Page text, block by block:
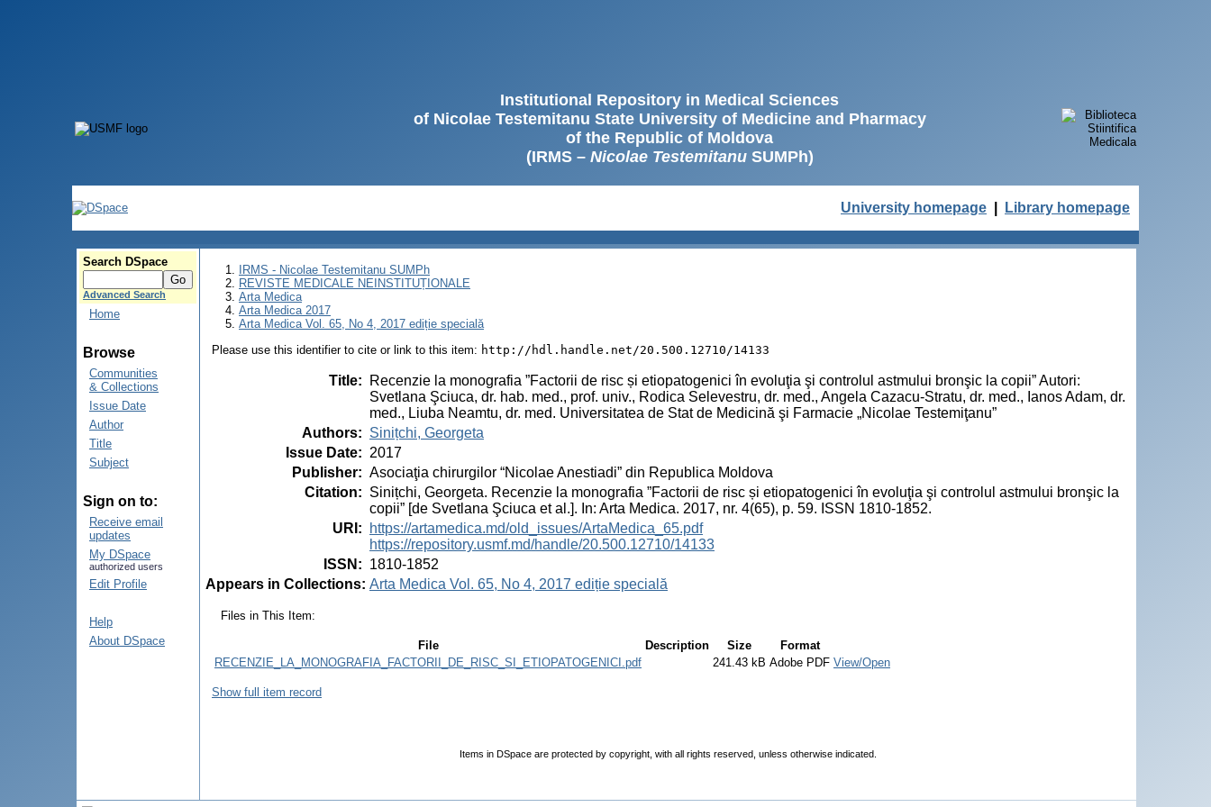
Institutional Repository in Medical Sciences
of Nicolae Testemitanu State University of Medicine and Pharmacy
of the Republic of Moldova
(IRMS – Nicolae TestemitanuSUMPh)
University homepage Library homepage
Search DSpace
Advanced Search
Home
Browse
Communities
& Collections
Issue Date
Author
Title
Subject
Sign on to:
Receive email
updates
My DSpace
authorized users
Edit Profile
Help
About DSpace
IRMS - Nicolae Testemitanu SUMPh
REVISTE MEDICALE NEINSTITUȚIONALE
Arta Medica
Arta Medica 2017
Arta Medica Vol. 65, No 4, 2017 ediție specială
Please use this identifier to cite or link to this item: http://hdl.handle.net/20.500.12710/14133
Title:
Recenzie la monografia ”Factorii de risc și etiopatogenici în evoluţia şi controlul astmului bronşic la copii” Autori:
Svetlana Şciuca, dr. hab. med., prof. univ., Rodica Selevestru, dr. med., Angela Cazacu-Stratu, dr. med., Ianos Adam, dr.
med., Liuba Neamtu, dr. med. Universitatea de Stat de Medicină şi Farmacie „Nicolae Testemiţanu”
Authors: Sinițchi, Georgeta
Issue Date: 2017
Publisher: Asociaţia chirurgilor “Nicolae Anestiadi” din Republica Moldova
Citation: Sinițchi, Georgeta. Recenzie la monografia ”Factorii de risc și etiopatogenici în evoluţia şi controlul astmului bronşic la
copii” [de Svetlana Şciuca et al.]. In: Arta Medica. 2017, nr. 4(65), p. 59. ISSN 1810-1852.
URI :
https://artamedica.md/old_issues/ArtaMedica_65.pdf
https://repository.usmf.md/handle/20.500.12710/14133
ISSN : 1810-1852
Appears in Collections: Arta Medica Vol. 65, No 4, 2017 ediție specială
Files in This Item:
File Description Size
Format
RECENZIE_LA_MONOGRAFIA_FACTORII_DE_RISC_SI_ETIOPATOGENICI.pdf
241.43 kB Adobe PDF View/Open
Show full item record
Items in DSpace are protected by copyright, with all rights reserved, unless otherwise indicated.